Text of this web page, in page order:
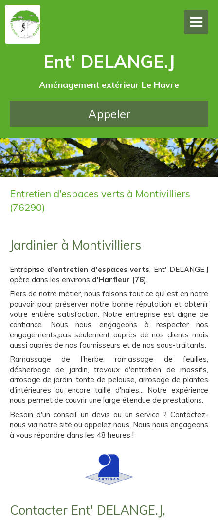
Ent' DELANGE.J
Aménagement extérieur Le Havre
Appeler
Entretien d'espaces verts à Montivilliers
(76290)
Jardinier à Montivilliers
Entreprise d'entretien d'espaces verts, Ent' DELANGE.J
opère dans les environs d'Harfleur (76).
Fiers de notre métier, nous faisons tout ce qui est en notre
pouvoir pour préserver notre bonne réputation et obtenir
votre entière satisfaction. Notre entreprise est digne de
confiance. Nous nous engageons à respecter nos
engagements,pas seulement auprès de nos clients mais
aussi auprès de nos fournisseurs et de nos sous-traitants.
Ramassage de l'herbe, ramassage de feuilles,
désherbage de jardin, travaux d'entretien de massifs,
arrosage de jardin, tonte de pelouse, arrosage de plantes
d'intérieures ou encore taille d'haies... Notre expérience
nous permet de couvrir une large étendue de prestations.
Besoin d'un conseil, un devis ou un service ? Contactez-
nous via notre site ou appelez nous. Nous nous engageons
à vous répondre dans les 48 heures !
Contacter Ent' DELANGE.J,